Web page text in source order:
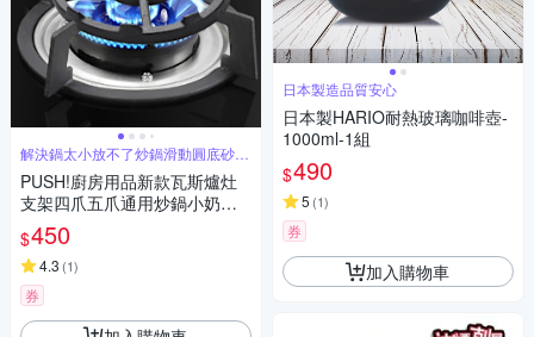
解決鍋太小放不了炒鍋滑動圓底砂鍋
放不穩
PUSH!廚房用品新款瓦斯爐灶
支架四爪五爪通用炒鍋小奶鍋
防滑奶鍋架煤氣灶臺架子2入 D
360
$450
4.3 (1)
券
日本製造品質安心
日本製HARIO耐熱玻璃咖啡壺-
1000ml-1組
$490
5 (1)
券
加入購物車